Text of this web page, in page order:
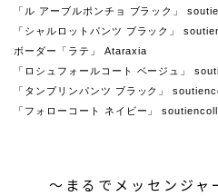
「ル アーブルポンチョ ブラック」
「シャルロットパンツ ブラック」
ボーダー「ラテ」 Ataraxia
「ロシュフォールコート ベージュ」
「タンブリンパンツ ブラック」
「フォローコート ネイビー」
〜まるでメッセンジャ